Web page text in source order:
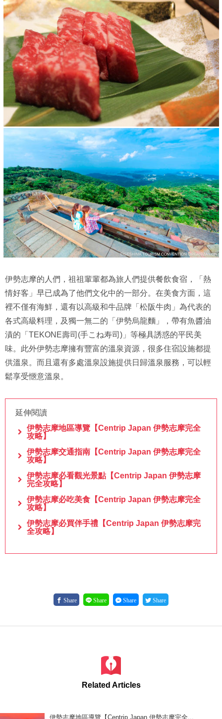
伊勢志摩的人們，祖祖輩輩都為旅人們提供餐飲食宿，「熱
情好客」早已成為了他們文化中的一部分。在美食方面，這
裡不僅有海鮮，還有以高級和牛品牌「松阪牛肉」為代表的
各式高級料理，及獨一無二的「伊勢烏龍麵」，帶有魚醬油
漬的「TEKONE壽司(手こね寿司)」等極具誘惑的平民美
味。此外伊勢志摩擁有豐富的溫泉資源，很多住宿設施都提
供溫泉。而且還有多處溫泉設施提供日歸溫泉服務，可以輕
鬆享受愜意溫泉。
延伸閱讀
伊勢志摩地區導覽【Centrip Japan 伊勢志摩完全
攻略】
伊勢志摩交通指南【Centrip Japan 伊勢志摩完全
攻略】
伊勢志摩必看觀光景點【Centrip Japan 伊勢志摩
完全攻略】
伊勢志摩必吃美食【Centrip Japan 伊勢志摩完全
攻略】
伊勢志摩必買伴手禮【Centrip Japan 伊勢志摩完
全攻略】
Share Share Share Share
Related Articles
伊勢志摩地區導覽【Centrip Japan 伊勢志摩完全...